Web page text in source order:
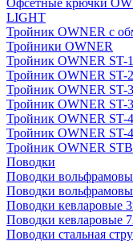
Офсетные крючки
LIGHT
Тройник OWNER с
Тройники OWNER
Тройник OWNER ST-
Тройник OWNER ST-
Тройник OWNER ST-
Тройник OWNER ST-
Тройник OWNER ST-
Тройник OWNER ST-
Тройник OWNER
Поводки
Поводки
Поводки
Поводки кевларовые
Поводки кевларовые
Поводки стальная